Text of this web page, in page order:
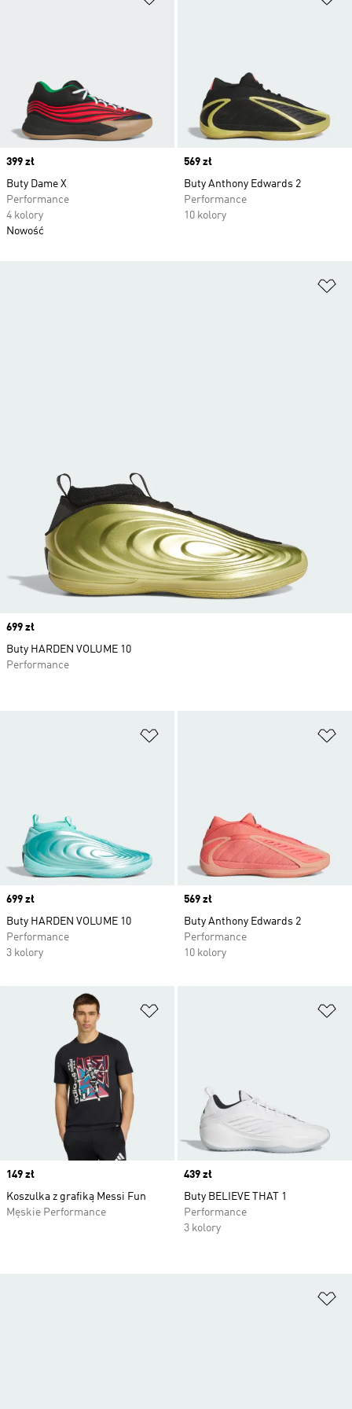
Price
399 zł
Buty Dame X
Performance
4 kolory
Nowość
Price
569 zł
Buty Anthony Edwards 2
Performance
10 kolory
Price
699 zł
Buty HARDEN VOLUME 10
Performance
3 kolory
Price
569 zł
Buty Anthony Edwards 2
Performance
10 kolory
Price
149 zł
Koszulka z grafiką Messi Fun
Męskie Performance
Price
439 zł
Buty BELIEVE THAT 1
Performance
3 kolory
Price
699 zł
Buty HARDEN VOLUME 10
Performance